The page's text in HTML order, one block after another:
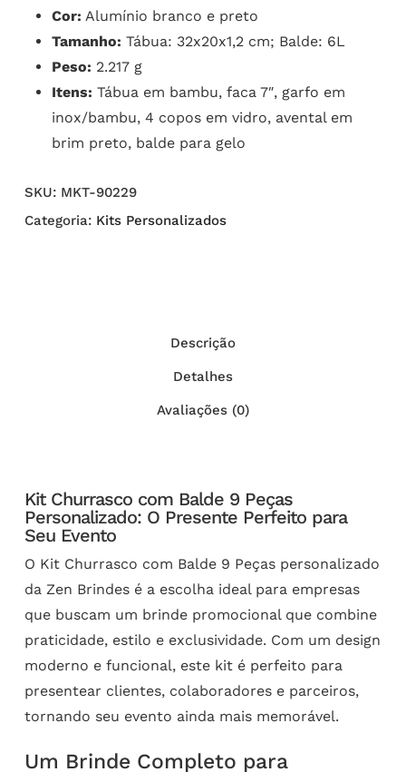
Cor: Alumínio branco e preto
Tamanho: Tábua: 32x20x1,2 cm; Balde: 6L
Peso: 2.217 g
Itens: Tábua em bambu, faca 7″, garfo em
inox/bambu, 4 copos em vidro, avental em
brim preto, balde para gelo
SKU: MKT-90229
Categoria: Kits Personalizados
Descrição
Detalhes
Avaliações (0)
Kit Churrasco com Balde 9 Peças
Personalizado: O Presente Perfeito para
Seu Evento
O Kit Churrasco com Balde 9 Peças personalizado
da Zen Brindes é a escolha ideal para empresas
que buscam um brinde promocional que combine
praticidade, estilo e exclusividade. Com um design
moderno e funcional, este kit é perfeito para
presentear clientes, colaboradores e parceiros,
tornando seu evento ainda mais memorável.
Um Brinde Completo para